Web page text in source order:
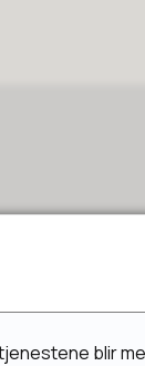
blir